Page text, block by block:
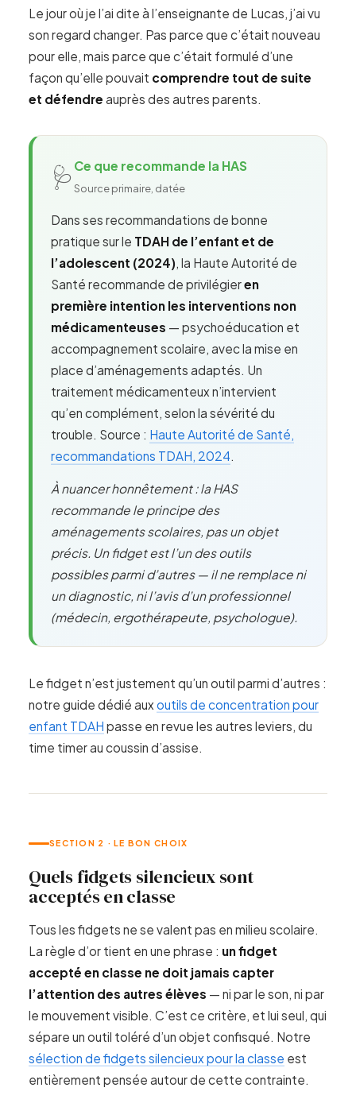
Le jour où je l’ai dite à l’enseignante de Lucas, j’ai vu
son regard changer. Pas parce que c’était nouveau
pour elle, mais parce que c’était formulé d’une
façon qu’elle pouvait comprendre tout de suite
et défendre auprès des autres parents.
🩺 Ce que recommande la HAS
Source primaire, datée
Dans ses recommandations de bonne
pratique sur le TDAH de l’enfant et de
l’adolescent (2024), la Haute Autorité de
Santé recommande de privilégieren
première intention les interventions non
médicamenteuses — psychoéducation et
accompagnement scolaire, avec la mise en
place d’aménagements adaptés. Un
traitement médicamenteux n’intervient
qu’en complément, selon la sévérité du
trouble. Source : Haute Autorité de Santé,
recommandations TDAH, 2024.
À nuancer honnêtement : la HAS
recommande le principe des
aménagements scolaires, pas un objet
précis. Un fidget est l’un des outils
possibles parmi d’autres — il ne remplace ni
un diagnostic, ni l’avis d’un professionnel
(médecin, ergothérapeute, psychologue).
Le fidget n’est justement qu’un outil parmi d’autres :
notre guide dédié auxoutils de concentration pour
enfant TDAH passe en revue les autres leviers, du
time timer au coussin d’assise.
SECTION 2 · LE BON CHOIX
Quels fidgets silencieux sont
acceptés en classe
Tous les fidgets ne se valent pas en milieu scolaire.
La règle d’or tient en une phrase : un fidget
accepté en classe ne doit jamais capter
l’attention des autres élèves — ni par le son, ni par
le mouvement visible. C’est ce critère, et lui seul, qui
sépare un outil toléré d’un objet confisqué. Notre
sélection de fidgets silencieux pour la classe est
entièrement pensée autour de cette contrainte.